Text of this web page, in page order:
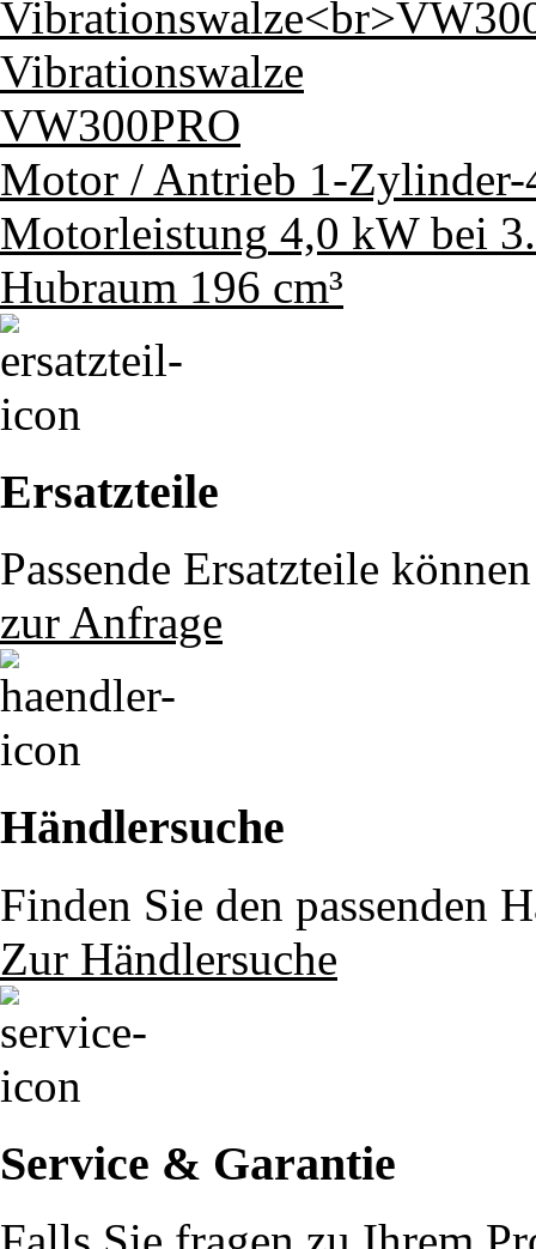
Vibrationswalze
VW300PRO
Motor / Antrieb 1-Zylinder-
Motorleistung 4,0 kW bei
Hubraum 196 cm³
Ersatzteile
Passende Ersatzteile
zur Anfrage
Händlersuche
Finden Sie den passenden
Zur Händlersuche
Service & Garantie